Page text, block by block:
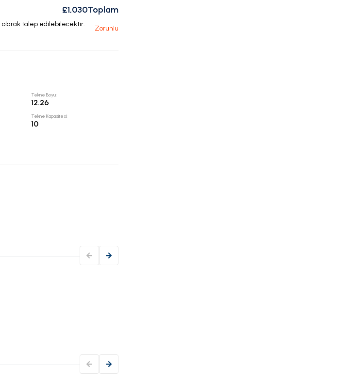
£1,030Toplam
olarak talep edilebilecektir.
Zorunlu
Tekne Boyu:
12.26
Tekne Kapasitesi:
10